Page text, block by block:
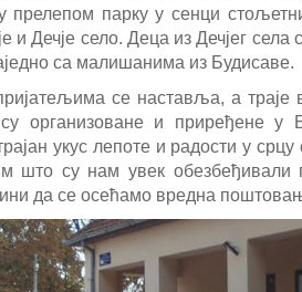
прелепом парку у сенци
и Дечје село. Деца из Дечјег села
са малишанима из Будисаве.
се наставља, а траје
су организоване и приређене у
укус лепоте и радости у
што су нам увек
да се осећамо вредна